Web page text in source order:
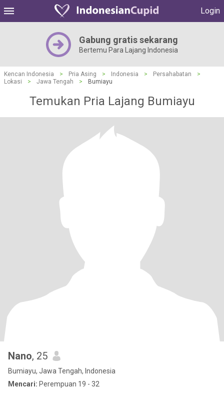
Login
Gabung gratis sekarang
Bertemu Para Lajang Indonesia
Kencan Indonesia > Pria Asing > Indonesia > Persahabatan
>
Lokasi
> Jawa Tengah > Bumiayu
Temukan Pria Lajang Bumiayu
Nano, 25
Bumiayu, Jawa Tengah, Indonesia
Mencari: Perempuan 19 - 32